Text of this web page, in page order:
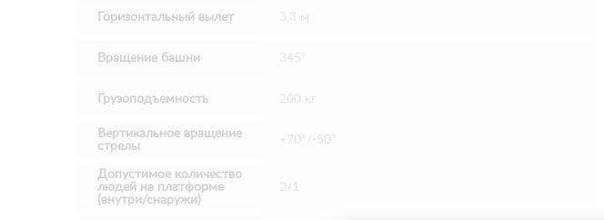
Горизонтальный вылет 3.3 м
Вращение башни 345°
Грузоподъемность 200 кг
Вертикальное вращение
стрелы
+70°/-50°
Допустимое количество
людей на платформе
(внутри/снаружи)
2/1